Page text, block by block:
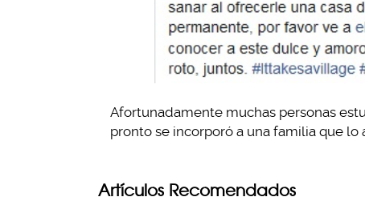
Afortunadamente muchas personas
pronto se incorporó a una familia que
Artículos Recomendados